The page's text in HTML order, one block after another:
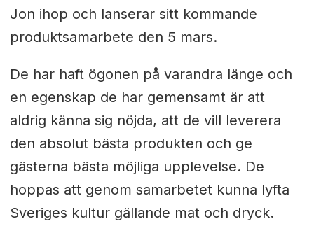
Jon ihop och lanserar sitt kommande
produktsamarbete den 5 mars.
De har haft ögonen på varandra länge och
en egenskap de har gemensamt är att
aldrig känna sig nöjda, att de vill leverera
den absolut bästa produkten och ge
gästerna bästa möjliga upplevelse. De
hoppas att genom samarbetet kunna lyfta
Sveriges kultur gällande mat och dryck.